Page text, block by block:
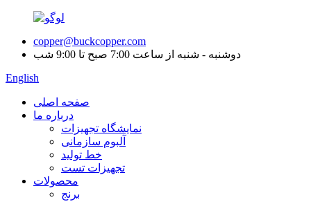
copper@buckcopper.com
دوشنبه - شنبه از ساعت 7:00 صبح تا 9:00 شب
English
صفحه اصلی
درباره ما
نمایشگاه تجهیزات
آلبوم سازمانی
خط تولید
تجهیزات تست
محصولات
برنج